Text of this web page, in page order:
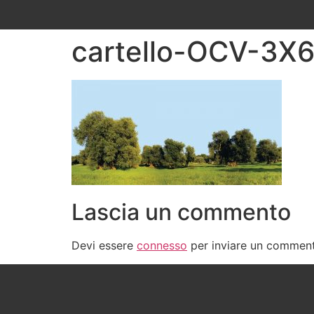
cartello-OCV-3X6
Lascia un commento
Devi essere connesso per inviare un